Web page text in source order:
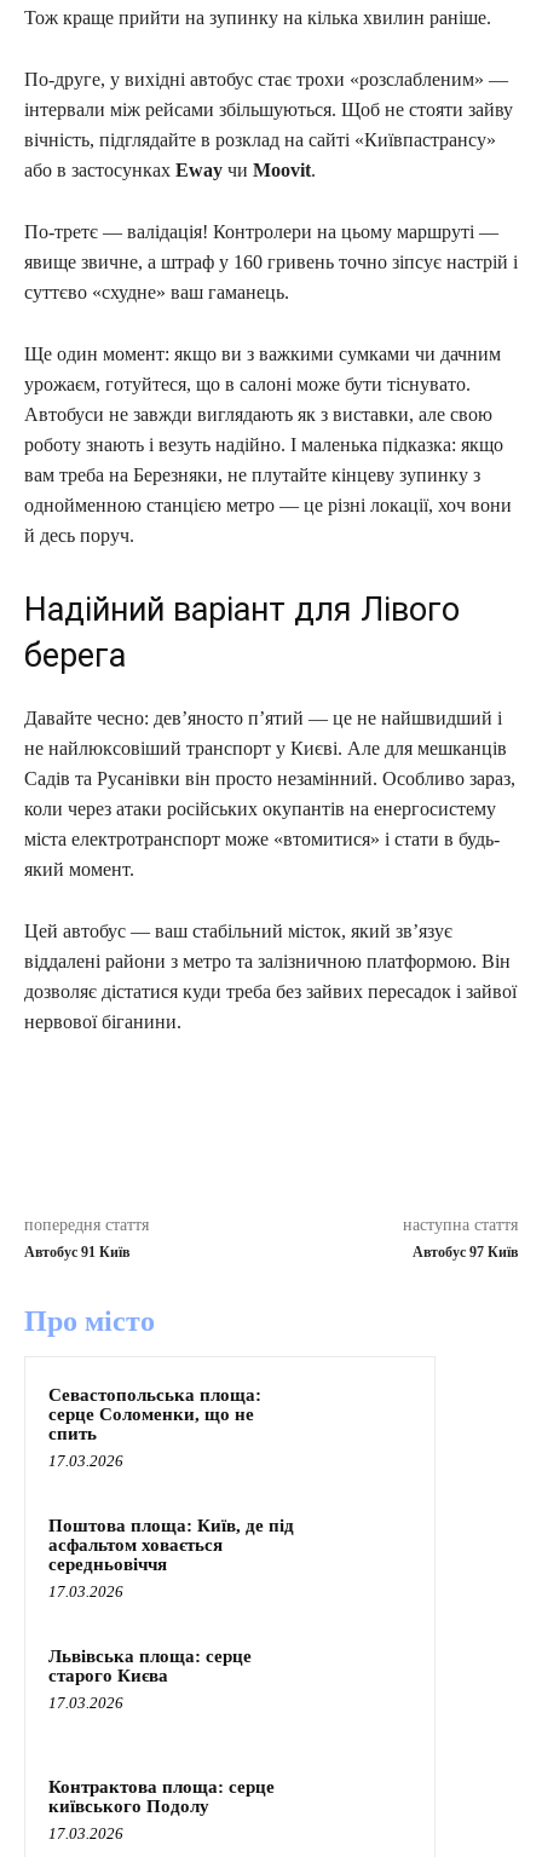
Тож краще прийти на зупинку на кілька хвилин раніше.
По-друге, у вихідні автобус стає трохи «розслабленим» —
інтервали між рейсами збільшуються. Щоб не стояти зайву
вічність, підглядайте в розклад на сайті «Київпастрансу»
або в застосунках Eway чи Moovit.
По-третє — валідація! Контролери на цьому маршруті —
явище звичне, а штраф у 160 гривень точно зіпсує настрій і
суттєво «схудне» ваш гаманець.
Ще один момент: якщо ви з важкими сумками чи дачним
урожаєм, готуйтеся, що в салоні може бути тіснувато.
Автобуси не завжди виглядають як з виставки, але свою
роботу знають і везуть надійно. І маленька підказка: якщо
вам треба на Березняки, не плутайте кінцеву зупинку з
однойменною станцією метро — це різні локації, хоч вони
й десь поруч.
Надійний варіант для Лівого
берега
Давайте чесно: дев’яносто п’ятий — це не найшвидший і
не найлюксовіший транспорт у Києві. Але для мешканців
Садів та Русанівки він просто незамінний. Особливо зараз,
коли через атаки російських окупантів на енергосистему
міста електротранспорт може «втомитися» і стати в будь-
який момент.
Цей автобус — ваш стабільний місток, який зв’язує
віддалені райони з метро та залізничною платформою. Він
дозволяє дістатися куди треба без зайвих пересадок і зайвої
нервової біганини.
попередня стаття
Автобус 91 Київ
наступна стаття
Автобус 97 Київ
Про місто
Севастопольська площа:
серце Соломенки, що не
спить
17.03.2026
Поштова площа: Київ, де під
асфальтом ховається
середньовіччя
17.03.2026
Львівська площа: серце
старого Києва
17.03.2026
Контрактова площа: серце
київського Подолу
17.03.2026